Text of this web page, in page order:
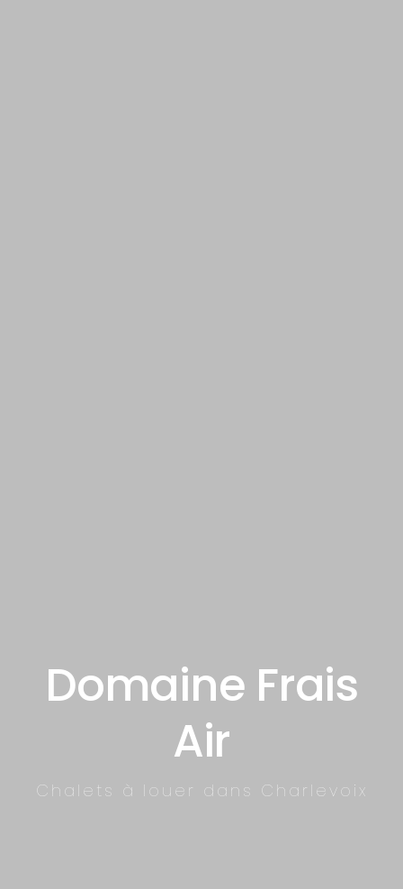
Domaine Frais
Air
Chalets à louer dans Charlevoix